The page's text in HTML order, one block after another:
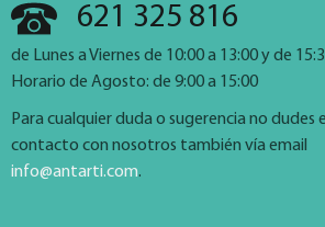
621 325 816
de Lunes a Viernes de 10:00 a 13:00 y de
Horario de Agosto: de 9:00 a 15:00
Para cualquier duda o sugerencia no dudes
contacto con nosotros también vía email
info@antarti.com.